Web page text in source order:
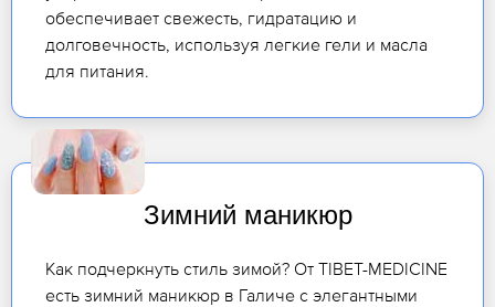
обеспечивает свежесть, гидратацию и
долговечность, используя легкие гели и масла
для питания.
Зимний маникюр
Как подчеркнуть стиль зимой? От TIBET-MEDICINE
есть зимний маникюр в Галиче с элегантными